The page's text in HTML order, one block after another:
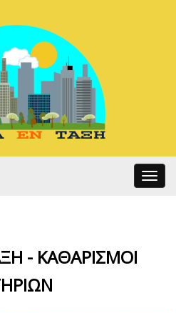
Toggle
- ΚΑΘΑΡΙΣΜΟΙ